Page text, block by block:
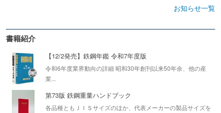
お知らせ一覧
書籍紹介
【12/2発売】鉄鋼年鑑 令和7年度版
令和6年度業界動向の詳細 昭和30年創刊以来50年余、他の産
業...
第73版 鉄鋼重量ハンドブック
各品種ともＪＩＳサイズのほか、代表メーカーの製品サイズを